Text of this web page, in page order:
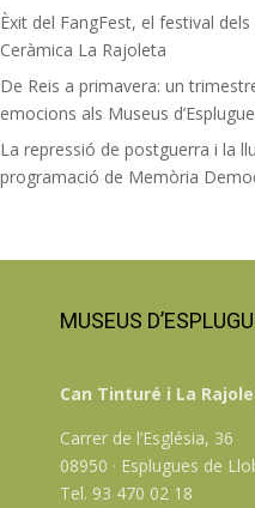
Èxit del FangFest, el festival
Ceràmica La Rajoleta
De Reis a primavera: un
emocions als Museus
La repressió de postguerra i la
programació de Memòria
MUSEUS
Can Tinturé i La
Carrer de l’Església, 36
08950 · Esplugues de
Tel. 93 470 02 18